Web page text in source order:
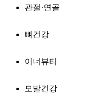
관절·연골
뼈건강
이너뷰티
모발건강